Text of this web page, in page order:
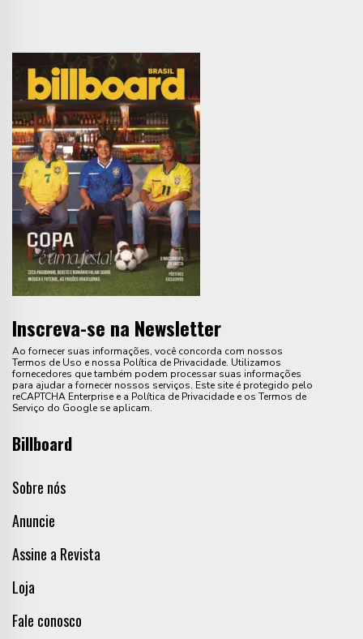
Inscreva-se na Newsletter
Ao fornecer suas informações, você concorda com nossos
Termos de Uso e nossa Política de Privacidade. Utilizamos
fornecedores que também podem processar suas informações
para ajudar a fornecer nossos serviços. Este site é protegido pelo
reCAPTCHA Enterprise e a Política de Privacidade e os Termos de
Serviço do Google se aplicam.
Billboard
Sobre nós
Anuncie
Assine a Revista
Loja
Fale conosco